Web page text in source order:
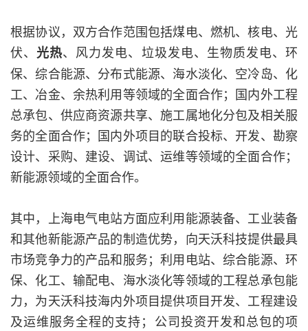
根据协议，双方合作范围包括煤电、燃机、核电、光
伏、 光热、风力发电、垃圾发电、生物质发电、环
保、综合能源、分布式能源、海水淡化、空冷岛、化
工、冶金、余热利用等领域的全面合作；国内外工程
总承包、供应商资源共享、施工属地化分包及相关服
务的全面合作；国内外项目的联合投标、开发、勘察
设计、采购、建设、调试、运维等领域的全面合作；
新能源领域的全面合作。
其中，上海电气电站方面应利用能源装备、工业装备
和其他新能源产品的制造优势，向天沃科技提供最具
市场竞争力的产品和服务；利用电站、综合能源、环
保、化工、输配电、海水淡化等领域的工程总承包能
力，为天沃科技海内外项目提供项目开发、工程建设
及运维服务全程的支持；公司投资开发和总包的项